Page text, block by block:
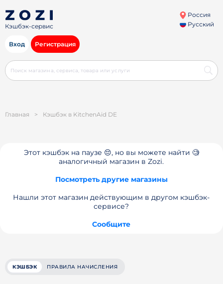
Кэшбэк-сервис
Россия
Русский
Вход Регистрация
Главная > Кэшбэк в KitchenAid DE
Этот кэшбэк на паузе 😔, но вы можете найти 🧐
аналогичный магазин в Zozi.
Посмотреть другие магазины
Нашли этот магазин действующим в другом кэшбэк-
сервисе?
Сообщите
КЭШБЭК ПРАВИЛА НАЧИСЛЕНИЯ